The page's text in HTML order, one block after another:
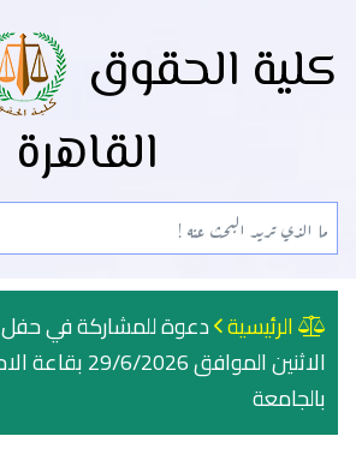
كلية الحقوق
القاهرة
الرئيسية دعوة للمشاركة في حفل
الاثنين الموافق
بالجامعة